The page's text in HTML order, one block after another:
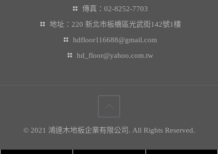
傳真：02-8252-7703
地址：220 新北市板橋區光武街142號1樓
hdfloor116688@gmail.com
hd_floor@yahoo.com.tw
© 2021 鴻達木地板企業有限公司. All Rights Reserved.